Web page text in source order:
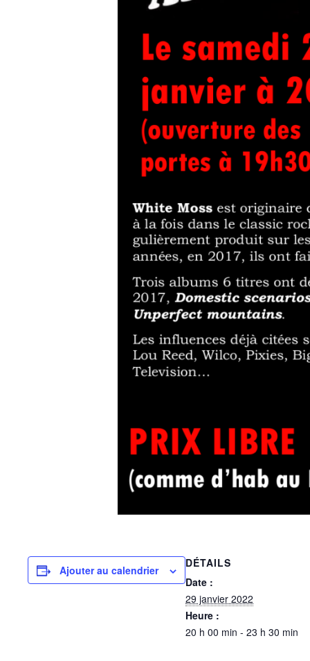
Ajouter au calendrier
DÉTAILS
Date :
29 janvier 2022
Heure :
20 h 00 min - 23 h 30 min